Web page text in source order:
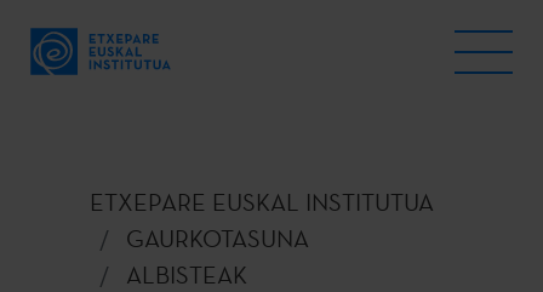
ETXEPARE EUSKAL INSTITUTUA
GAURKOTASUNA
ALBISTEAK